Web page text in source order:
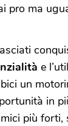
pro ma
e
un
in
più forti,